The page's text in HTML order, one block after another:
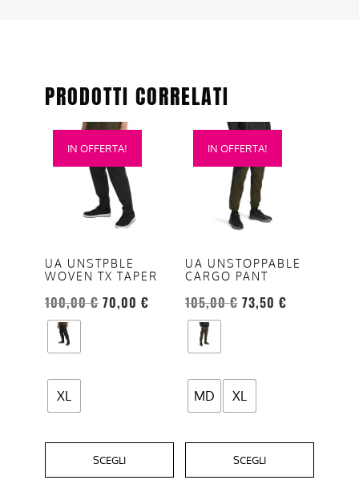
PRODOTTI CORRELATI
IN OFFERTA!
UA UNSTPBLE
WOVEN TX TAPER
100,00€ 70,00 €
XL
SCEGLI
Questo
prodotto
varianti.
opzioni
possono
essere
scelte
nella
del
prodotto
IN OFFERTA!
UA UNSTOPPABLE
CARGO PANT
105,00€ 73,50 €
MD XL
SCEGLI
Questo
prodotto
varianti.
opzioni
possono
essere
scelte
nella
del
prodotto